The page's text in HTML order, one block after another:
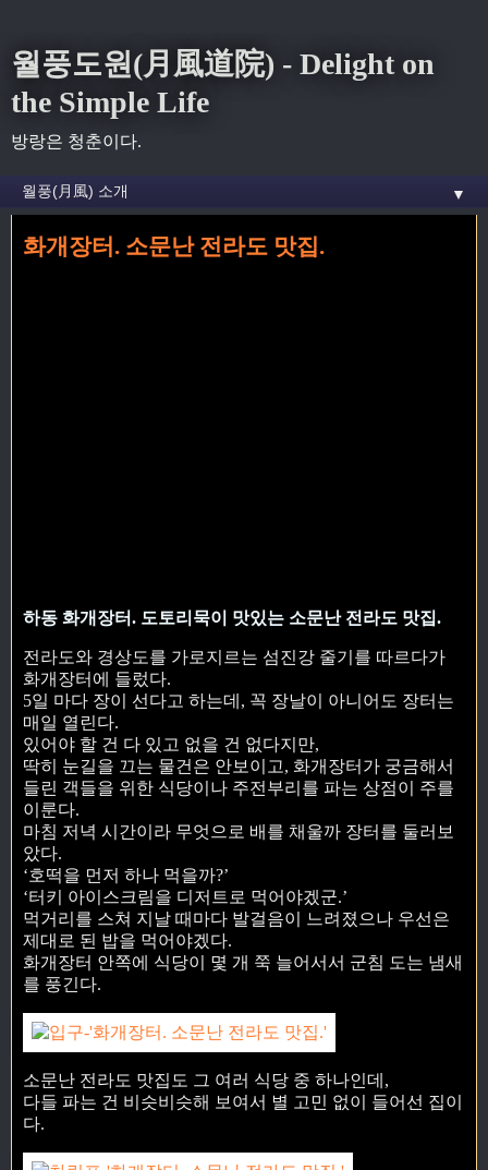
월풍도원(月風道院) - Delight on
the Simple Life
방랑은 청춘이다.
▼
홈» 화개장터 꼬리가 달린 글
화개장터. 소문난 전라도 맛집.
하동 화개장터. 도토리묵이 맛있는 소문난 전라도 맛집.
전라도와 경상도를 가로지르는 섬진강 줄기를 따르다가
화개장터에 들렀다.
5일 마다 장이 선다고 하는데, 꼭 장날이 아니어도 장터는
매일 열린다.
있어야 할 건 다 있고 없을 건 없다지만,
딱히 눈길을 끄는 물건은 안보이고, 화개장터가 궁금해서
들린 객들을 위한 식당이나 주전부리를 파는 상점이 주를
이룬다.
마침 저녁 시간이라 무엇으로 배를 채울까 장터를 둘러보
았다.
‘호떡을 먼저 하나 먹을까?’
‘터키 아이스크림을 디저트로 먹어야겠군.’
먹거리를 스쳐 지날 때마다 발걸음이 느려졌으나 우선은
제대로 된 밥을 먹어야겠다.
화개장터 안쪽에 식당이 몇 개 쭉 늘어서서 군침 도는 냄새
를 풍긴다.
소문난 전라도 맛집도 그 여러 식당 중 하나인데,
다들 파는 건 비슷비슷해 보여서 별 고민 없이 들어선 집이
다.